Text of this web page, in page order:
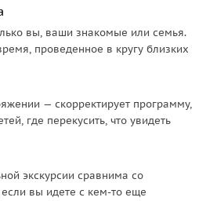
копченые сыры и мясо,
как их производят и чем они
вы, ваши знакомые или семья.
проведенное в кругу близких
— скорректирует программу,
где перекусить, что увидеть
экскурсии сравнима со
вы идете с кем-то еще